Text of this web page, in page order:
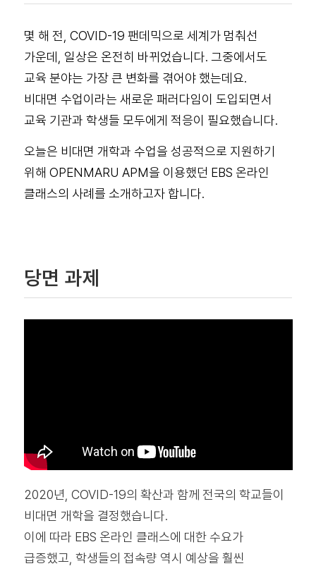
몇 해 전, COVID-19 팬데믹으로 세계가 멈춰선
가운데, 일상은 온전히 바뀌었습니다. 그중에서도
교육 분야는 가장 큰 변화를 겪어야 했는데요.
비대면 수업이라는 새로운 패러다임이 도입되면서
교육 기관과 학생들 모두에게 적응이 필요했습니다.
오늘은 비대면 개학과 수업을 성공적으로 지원하기
위해 OPENMARU APM을 이용했던 EBS 온라인
클래스의 사례를 소개하고자 합니다.
당면 과제
2020년, COVID-19의 확산과 함께 전국의 학교들이
비대면 개학을 결정했습니다.
이에 따라 EBS 온라인 클래스에 대한 수요가
급증했고, 학생들의 접속량 역시 예상을 훨씬